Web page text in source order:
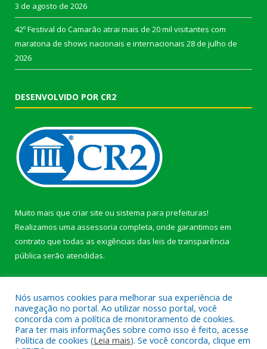
3 de agosto de 2026
42º Festival do Camarão atrai mais de 20 mil visitantes com
maratona de shows nacionais e internacionais 28 de julho de
2026
DESENVOLVIDO POR CR2
Muito mais que criar site ou sistema para prefeituras!
Realizamos uma assessoria completa, onde garantimos em
contrato que todas as exigências das leis de transparência
pública serão atendidas.
Todos os direitos reservados a Prefeitura Municipal de Afuá.
Nós usamos cookies para melhorar sua experiência de
navegação no portal. Ao utilizar nosso portal, você
concorda com a política de monitoramento de cookies.
Para ter mais informações sobre como isso é feito, acesse
Política de cookies (Leia mais). Se você concorda, clique em